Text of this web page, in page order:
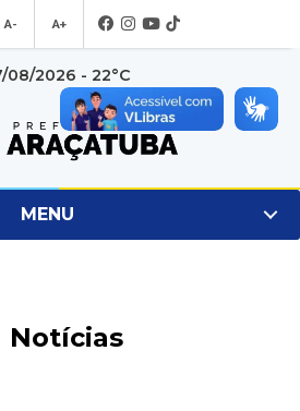
A- A+
08/2026 - 22°C
MENU
Notícias